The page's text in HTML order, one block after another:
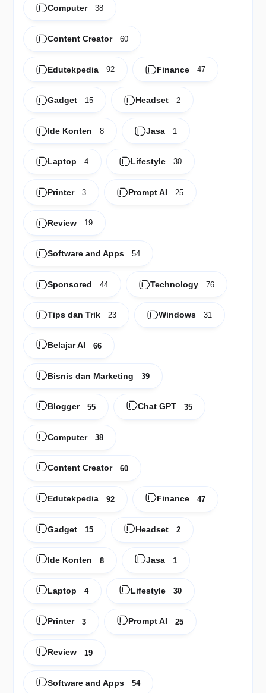
Computer 38
Content Creator 60
Edutekpedia 92 Finance 47
Gadget 15 Headset 2
Ide Konten 8 Jasa 1
Laptop 4 Lifestyle 30
Printer 3 Prompt AI 25
Review 19
Software and Apps 54
Sponsored 44 Technology 76
Tips dan Trik 23 Windows 31
Belajar AI 66
Bisnis dan Marketing 39
Blogger 55 Chat GPT 35
Computer 38
Content Creator 60
Edutekpedia 92 Finance 47
Gadget 15 Headset 2
Ide Konten 8 Jasa 1
Laptop 4 Lifestyle 30
Printer 3 Prompt AI 25
Review 19
Software and Apps 54